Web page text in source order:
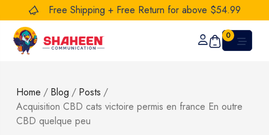
Free Shipping + Free Return for above $54.99
0
Home / Blog / Posts /
Acquisition CBD cats victoire permis en france En outre
CBD quelque peu